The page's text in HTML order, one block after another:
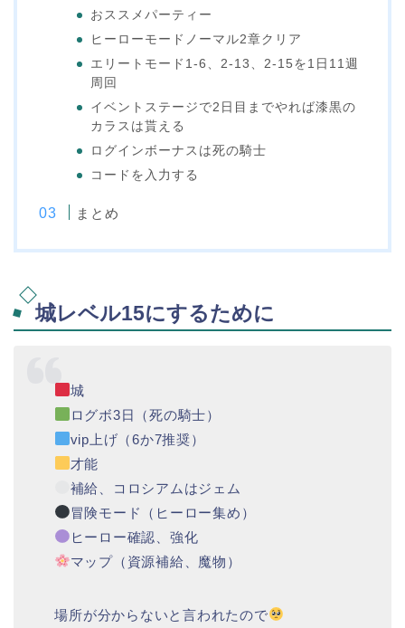
おススメパーティー
ヒーローモードノーマル2章クリア
エリートモード1-6、2-13、2-15を1日11週
周回
イベントステージで2日目までやれば漆黒の
カラスは貰える
ログインボーナスは死の騎士
コードを入力する
まとめ
城レベル15にするために
城
ログボ3日（死の騎士）
vip上げ（6か7推奨）
才能
補給、コロシアムはジェム
冒険モード（ヒーロー集め）
ヒーロー確認、強化
マップ（資源補給、魔物）
場所が分からないと言われたので